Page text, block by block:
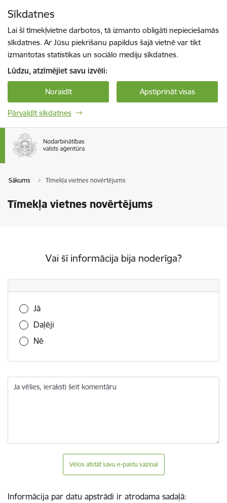
Sīkdatnes
Lai šī tīmekļvietne darbotos, tā izmanto obligāti nepieciešamās
sīkdatnes. Ar Jūsu piekrišanu papildus šajā vietnē var tikt
izmantotas statistikas un sociālo mediju sīkdatnes.
Lūdzu, atzīmējiet savu izvēli:
Noraidīt Apstiprināt visas
Pārvaldīt sīkdatnes
Sākums Tīmekļa vietnes novērtējums
Tīmekļa vietnes novērtējums
Vai šī informācija bija noderīga?
Vai šī informācija bija noderīga?
Jā
Daļēji
Nē
Ja vēlies, ieraksti šeit komentāru
Vēlos atstāt savu e-pastu saziņai
Informācija par datu apstrādi ir atrodama sadaļā: